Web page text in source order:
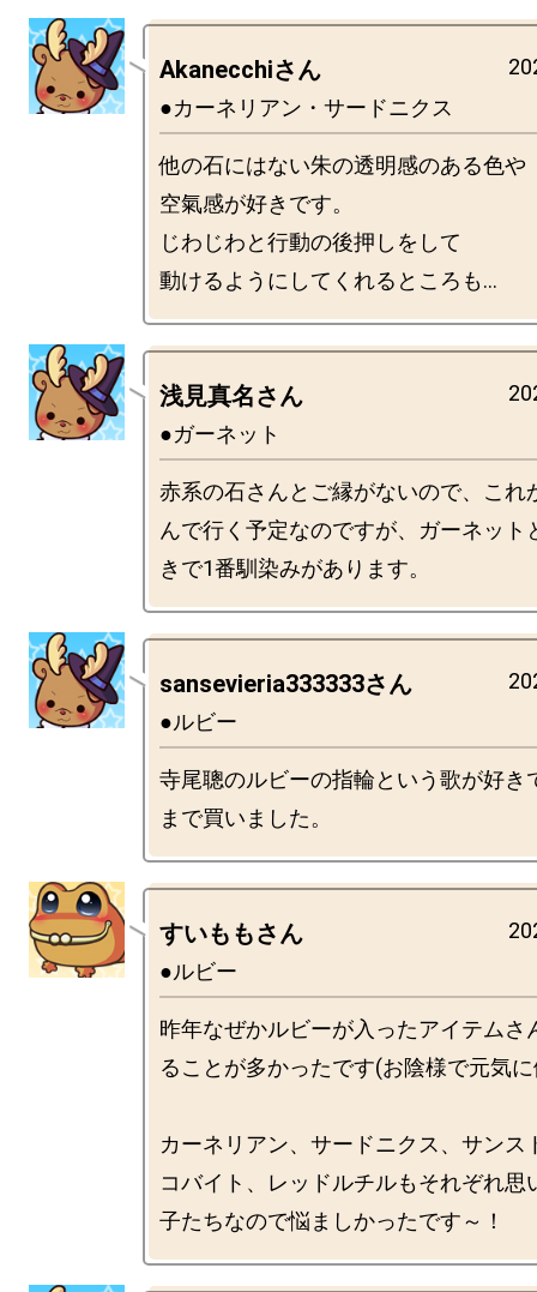
Akanecchiさん
●カーネリアン・サードニクス
他の石にはない朱の透明感のある色や
空氣感が好きです。
じわじわと行動の後押しをして
浅見真名さん
●ガーネット
赤系の石さんとご縁がないので、これ
んで行く予定なのですが、ガーネット
sansevieria333333さん
●ルビー
寺尾聰のルビーの指輪という歌が好き
すいももさん
●ルビー
昨年なぜかルビーが入ったアイテムさ
ることが多かったです(お陰様で元気
カーネリアン、サードニクス、サンス
コバイト、レッドルチルもそれぞれ思